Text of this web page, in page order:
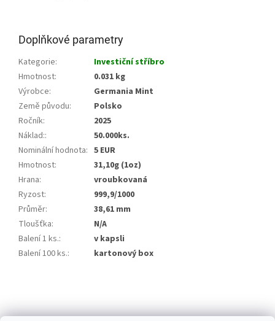
Doplňkové parametry
Kategorie:
Investiční stříbro
Hmotnost:
0.031 kg
Výrobce:
Germania Mint
Země původu:
Polsko
Ročník:
2025
Náklad::
50.000ks.
Nominální hodnota: 5 EUR
Hmotnost:
31,10g (1oz)
Hrana:
vroubkovaná
Ryzost:
999,9/1000
Průměr:
38,61 mm
Tloušťka:
N/A
Balení 1 ks.:
v kapsli
Balení 100 ks.: kartonový box
p